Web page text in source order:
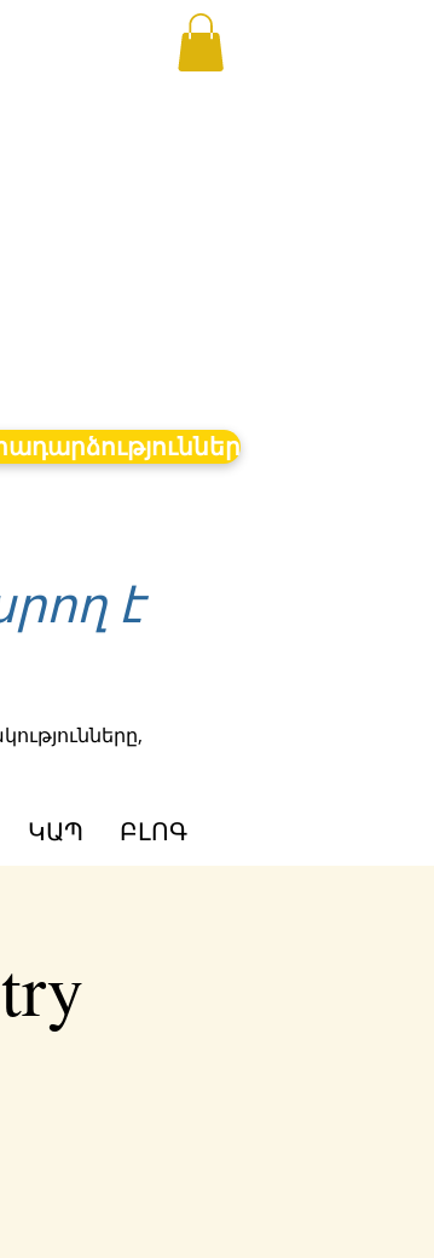
է
ԿԱՊ ԲԼՈԳ